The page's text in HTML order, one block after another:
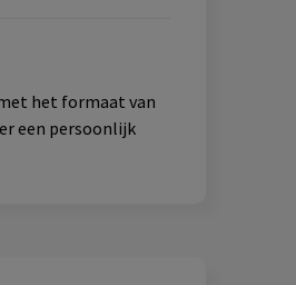
het formaat van
een persoonlijk